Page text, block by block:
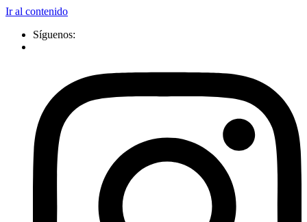
Ir al contenido
Síguenos: